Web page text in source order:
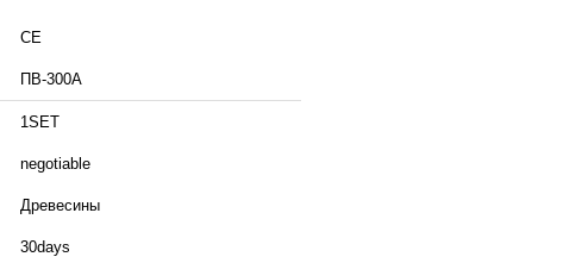
CE
ПВ-300А
1SET
negotiable
Древесины
30days